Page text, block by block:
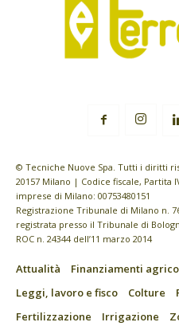
© Tecniche Nuove Spa. Tutti i diritti
20157 Milano | Codice fiscale, Partita
imprese di Milano: 00753480151
Registrazione Tribunale di Milano n.
registrata presso il Tribunale di
ROC n. 24344 dell’11 marzo 2014
Attualità Finanziamenti
Leggi, lavoro e fisco
Colture
Fertilizzazione
Irrigazione